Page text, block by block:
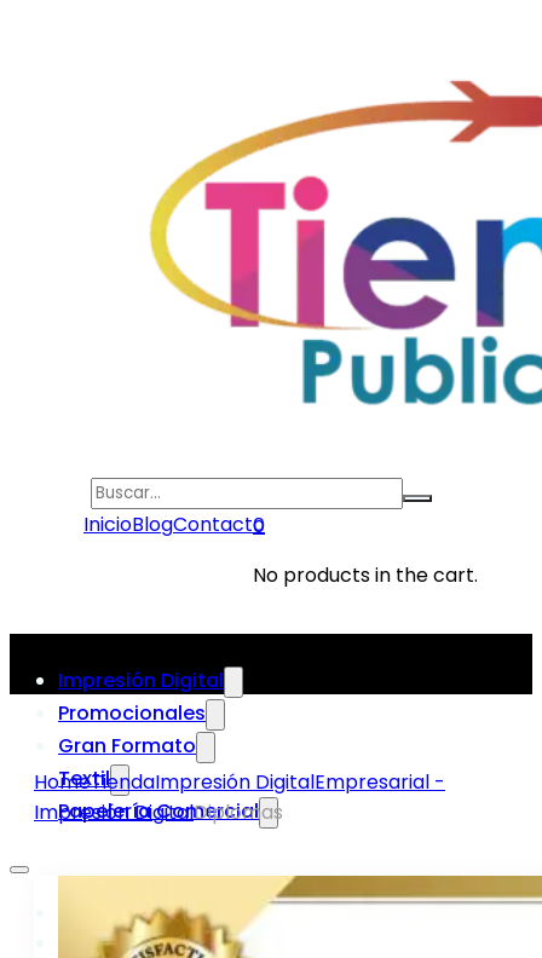
Search
InicioBlogContacto
0
No products in the cart.
Impresión Digital
Promocionales
Gran Formato
Textil
Papelería Comercial
Impresión Digital
Promocionales
HomeTiendaImpresión DigitalEmpresarial -
Impresión DigitalDiplomas